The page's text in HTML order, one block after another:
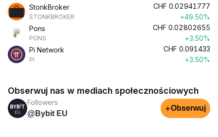
StonkBroker
STONKBROKER
CHF 0.02941777
+49.50%
Pons
PONS
CHF 0.02802655
+3.50%
Pi Network
PI
CHF 0.091433
+3.50%
Obserwuj nas w mediach społecznościowych
Followers
@Bybit EU
+Obserwuj